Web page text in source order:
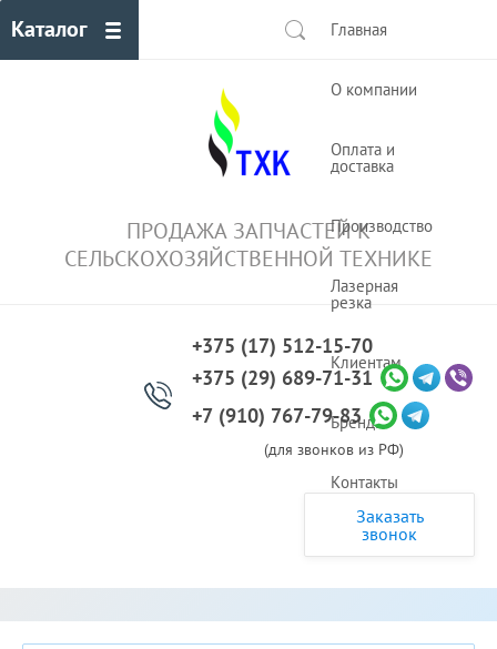
Каталог Главная
О компании
Оплата и
доставка
Производство
Лазерная
резка
Клиентам
Бренды
Контакты
ПРОДАЖА ЗАПЧАСТЕЙ К
СЕЛЬСКОХОЗЯЙСТВЕННОЙ ТЕХНИКЕ
+375 (17) 512-15-70
+375 (29) 689-71-31
+7 (910) 767-79-83
(для звонков из РФ)
Заказать
звонок